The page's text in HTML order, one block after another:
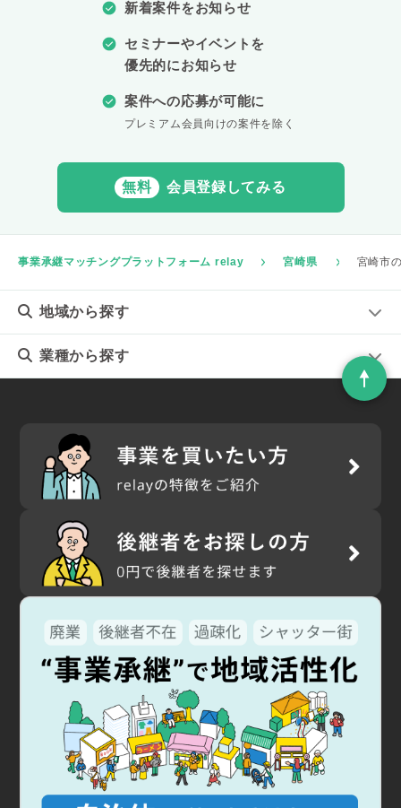
新着案件をお知らせ
セミナーやイベントを
優先的にお知らせ
案件への応募が可能に
プレミアム会員向けの案件を除く
無料 会員登録してみる
事業承継マッチングプラットフォーム relay 宮崎県 宮崎市
地域から探す
業種から探す